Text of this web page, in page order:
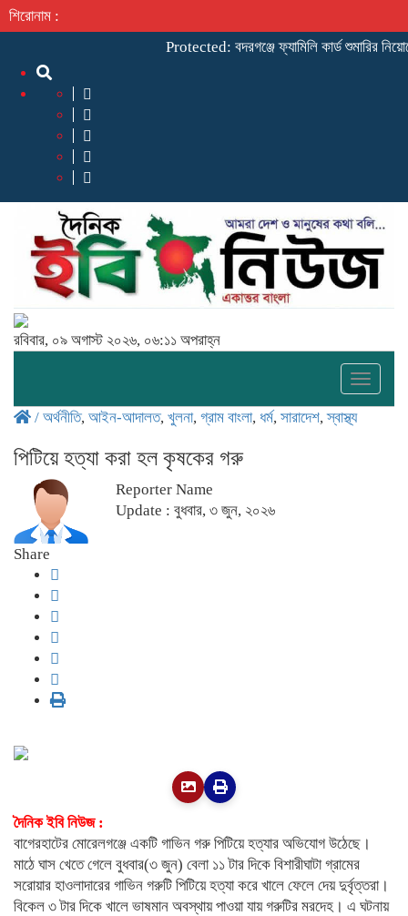
শিরোনাম :
Protected: ‎বদরগঞ্জে ফ্যামিলি কার্ড শুমারির নিয়োগে ব্যাপক
রবিবার, ০৯ অগাস্ট ২০২৬, ০৬:১১ অপরাহ্ন
Toggle
/ অর্থনীতি, আইন-আদালত, খুলনা, গ্রাম বাংলা, ধর্ম, সারাদেশ,স্বাস্থ্য
পিটিয়ে হত্যা করা হল কৃষকের গরু
Reporter Name
Update : বুধবার, ৩ জুন, ২০২৬
Share
দৈনিক ইবি নিউজ :
বাগেরহাটের মোরেলগঞ্জে একটি গাভিন গরু পিটিয়ে হত্যার অভিযোগ উঠেছে।
মাঠে ঘাস খেতে গেলে বুধবার(৩ জুন) বেলা ১১ টার দিকে বিশারীঘাটা গ্রামের
সরোয়ার হাওলাদারের গাভিন গরুটি পিটিয়ে হত্যা করে খালে ফেলে দেয় দুর্বৃত্তরা।
বিকেল ৩ টার দিকে খালে ভাষমান অবস্থায় পাওয়া যায় গরুটির মরদেহ। এ ঘটনায়